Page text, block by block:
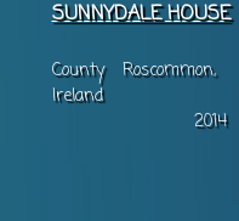
SUNNYDALE HOUSE
County Roscommon,
Ireland
2014